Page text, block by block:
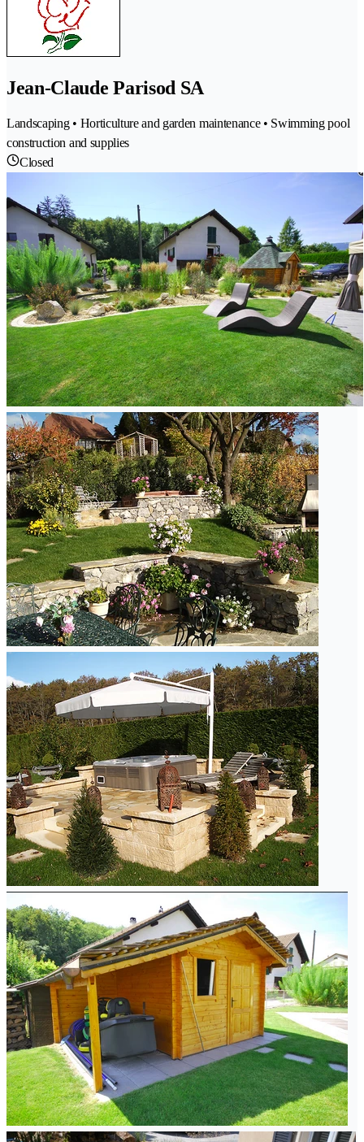
Jean-Claude Parisod SA
Landscaping • Horticulture and garden maintenance • Swimming pool
construction and supplies
Closed